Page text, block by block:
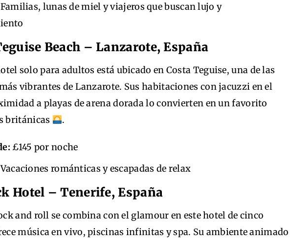
Familias, lunas de miel y viajeros que buscan lujo y
Beach – Lanzarote, España
solo para adultos está ubicado en Costa Teguise, una de las
vibrantes de Lanzarote. Sus habitaciones con jacuzzi en el
a playas de arena dorada lo convierten en un favorito
británicas
.
£145 por noche
Vacaciones románticas y escapadas de relax
Hotel – Tenerife, España
and roll se combina con el glamour en este hotel de cinco
música en vivo, piscinas infinitas y spa. Su ambiente animado